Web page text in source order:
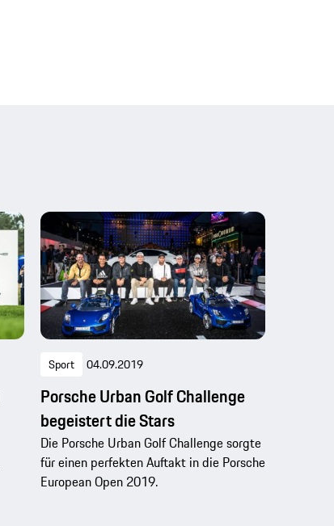
Sport 04.09.2019
Porsche Urban Golf Challenge
begeistert die Stars
Die Porsche Urban Golf Challenge sorgte
für einen perfekten Auftakt in die Porsche
European Open 2019.